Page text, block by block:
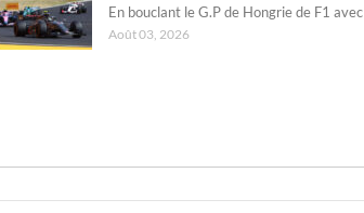
En bouclant le G.P de Hongrie de F1 avec
Août 03, 2026